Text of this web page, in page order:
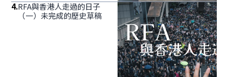
4.RFA與香港人走過的日子
（一）未完成的歷史草稿